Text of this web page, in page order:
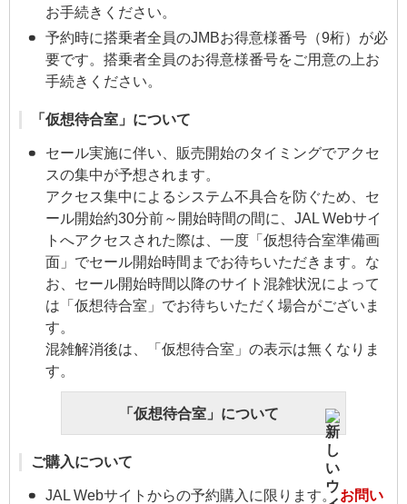
お手続きください。
予約時に搭乗者全員のJMBお得意様番号（9桁）が必
要です。搭乗者全員のお得意様番号をご用意の上お
手続きください。
「仮想待合室」について
セール実施に伴い、販売開始のタイミングでアクセ
スの集中が予想されます。
アクセス集中によるシステム不具合を防ぐため、セ
ール開始約30分前～開始時間の間に、JAL Webサイ
トへアクセスされた際は、一度「仮想待合室準備画
面」でセール開始時間までお待ちいただきます。な
お、セール開始時間以降のサイト混雑状況によって
は「仮想待合室」でお待ちいただく場合がございま
す。
混雑解消後は、「仮想待合室」の表示は無くなりま
す。
「仮想待合室」について
ご購入について
JAL Webサイトからの予約購入に限ります。お問い